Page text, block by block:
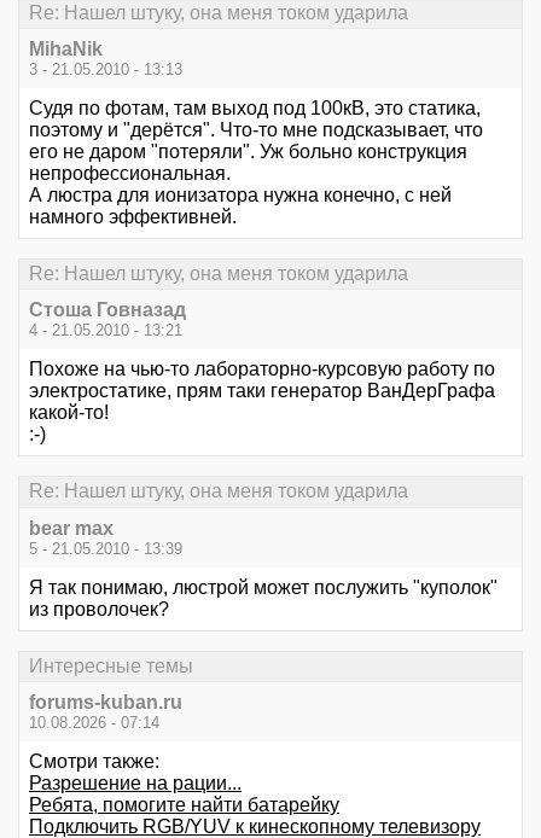
Re: Нашел штуку, она меня током ударила
MihaNik
3 - 21.05.2010 - 13:13
Судя по фотам, там выход под 100кВ, это статика,
поэтому и "дерётся". Что-то мне подсказывает, что
его не даром "потеряли". Уж больно конструкция
непрофессиональная.
А люстра для ионизатора нужна конечно, с ней
намного эффективней.
Re: Нашел штуку, она меня током ударила
Стоша Говназад
4 - 21.05.2010 - 13:21
Похоже на чью-то лабораторно-курсовую работу по
электростатике, прям таки генератор ВанДерГрафа
какой-то!
:-)
Re: Нашел штуку, она меня током ударила
bear max
5 - 21.05.2010 - 13:39
Я так понимаю, люстрой может послужить "куполок"
из проволочек?
Интересные темы
forums-kuban.ru
10.08.2026 - 07:14
Смотри также:
Разрешение на рации...
Ребята, помогите найти батарейку
Подключить RGB/YUV к кинескопному телевизору